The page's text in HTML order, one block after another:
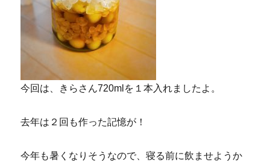
今回は、きらさん720mlを１本入れましたよ。
去年は２回も作った記憶が！
今年も暑くなりそうなので、寝る前に飲ませようか